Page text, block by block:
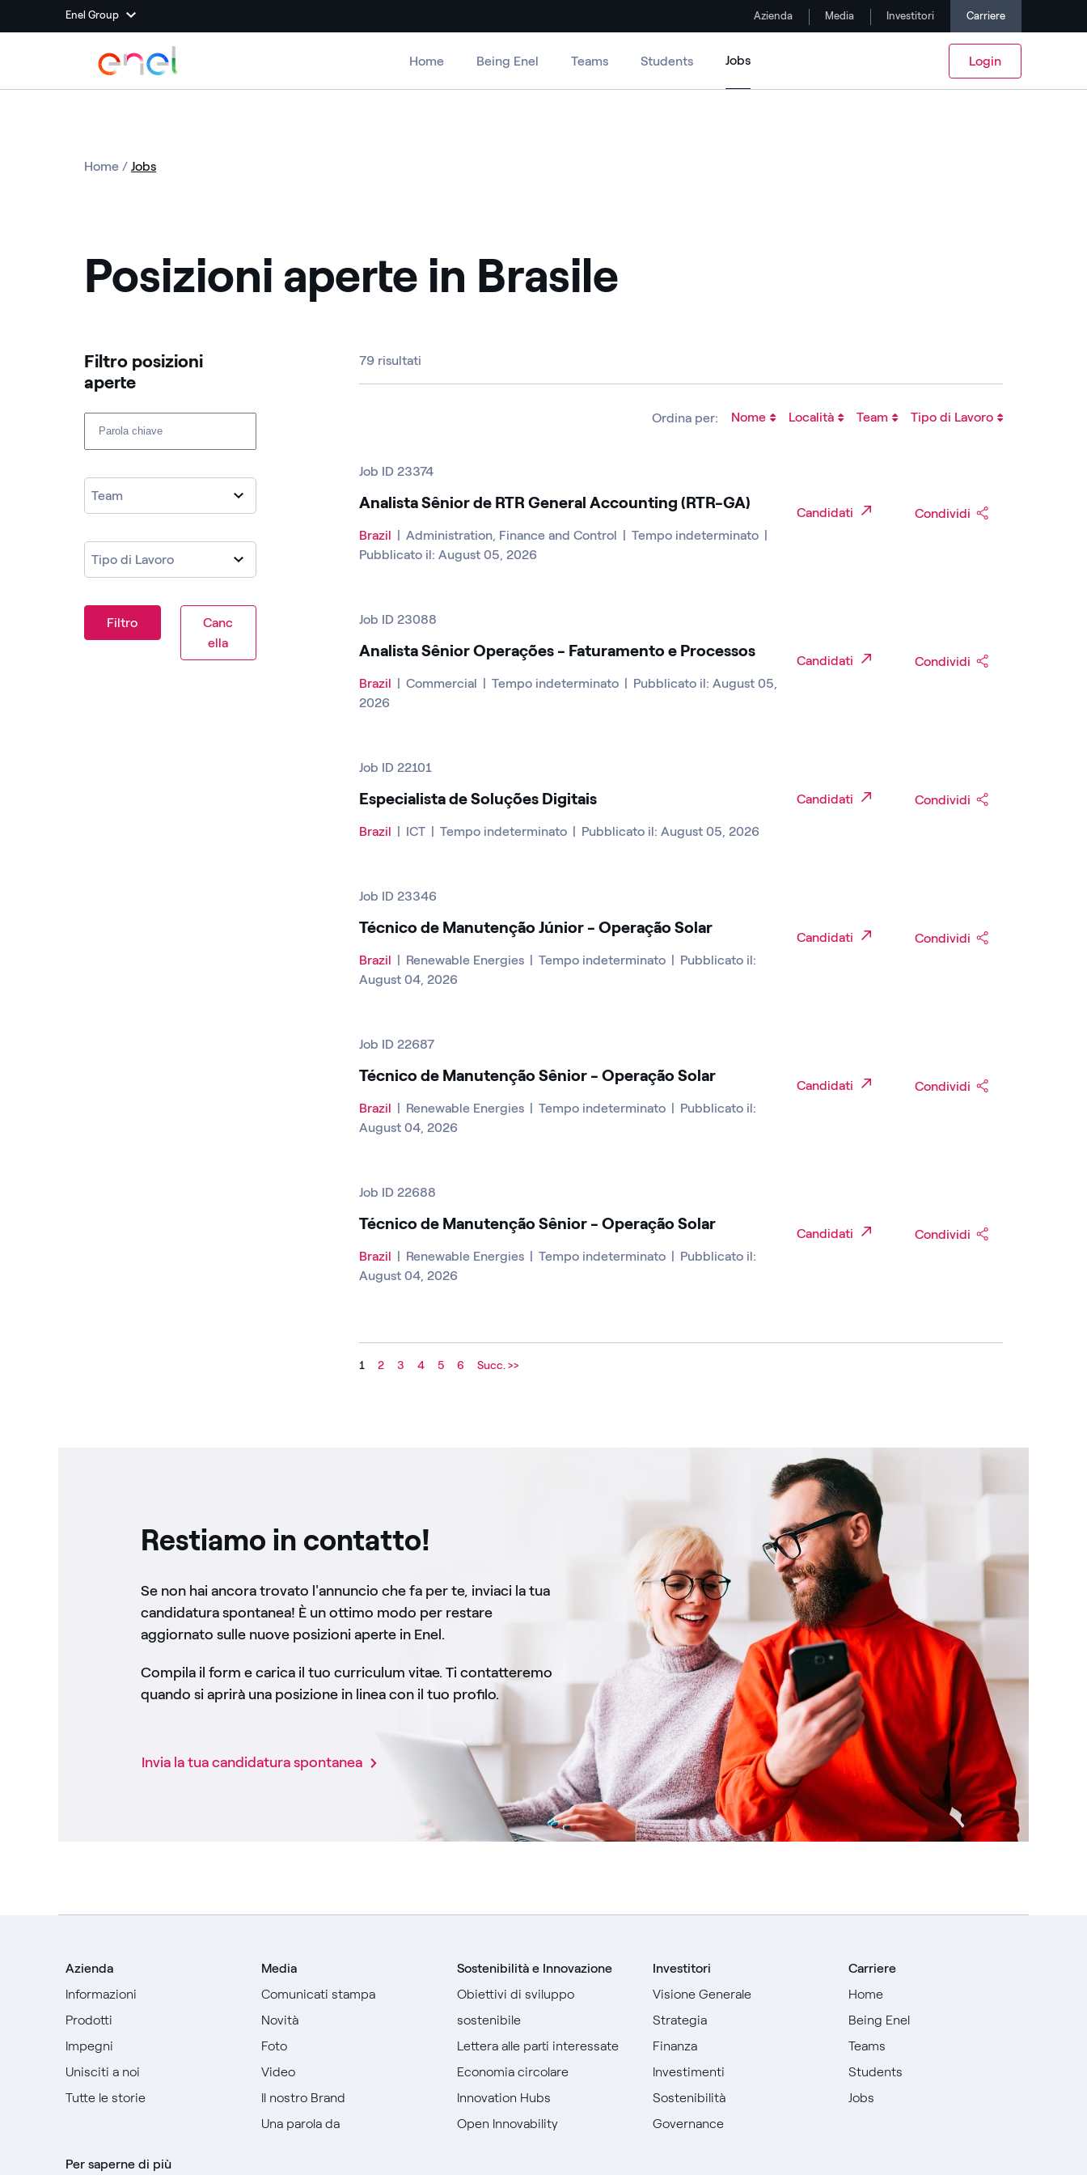
Enel Group Azienda Media Investitori Carriere
Home Being Enel Teams Students Jobs Login
Home / Jobs
Posizioni aperte in Brasile
Filtro posizioni
aperte ​
Team
Tipo di Lavoro
Filtro
Canc
ella
79 risultati
Ordina per:
Job ID 23374
Analista Sênior de RTR General Accounting (RTR-GA)
Brazil | Administration, Finance and Control | Tempo indeterminato |
Pubblicato il: August 05, 2026
Candidati Condividi
Job ID 23088
Analista Sênior Operações - Faturamento e Processos
Brazil | Commercial | Tempo indeterminato | Pubblicato il: August 05,
2026
Candidati Condividi
Job ID 22101
Especialista de Soluções Digitais
Brazil | ICT | Tempo indeterminato | Pubblicato il: August 05, 2026
Candidati Condividi
Job ID 23346
Técnico de Manutenção Júnior - Operação Solar
Brazil | Renewable Energies | Tempo indeterminato | Pubblicato il:
August 04, 2026
Candidati Condividi
Job ID 22687
Técnico de Manutenção Sênior - Operação Solar
Brazil | Renewable Energies | Tempo indeterminato | Pubblicato il:
August 04, 2026
Candidati Condividi
Job ID 22688
Técnico de Manutenção Sênior - Operação Solar
Brazil | Renewable Energies | Tempo indeterminato | Pubblicato il:
August 04, 2026
Candidati Condividi
1 2 3 4 5 6 Succ. >>
Restiamo in contatto!
Se non hai ancora trovato l'annuncio che fa per te, inviaci la tua
candidatura spontanea! È un ottimo modo per restare
aggiornato sulle nuove posizioni aperte in Enel.
Compila il form e carica il tuo curriculum vitae. Ti contatteremo
quando si aprirà una posizione in linea con il tuo profilo.
Invia la tua candidatura spontanea​
Azienda
Informazioni
Prodotti
Impegni
Unisciti a noi
Tutte le storie
Per saperne di più
Media
Comunicati stampa
Novità
Foto
Video
Il nostro Brand
Una parola da
Sostenibilità e Innovazione
Obiettivi di sviluppo
sostenibile
Lettera alle parti interessate
Economia circolare
Innovation Hubs
Open Innovability
Investitori
Visione Generale
Strategia
Finanza
Investimenti
Sostenibilità
Governance
Carriere
Home
Being Enel
Teams
Students
Jobs